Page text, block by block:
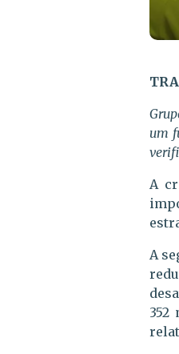
um
A
A
352